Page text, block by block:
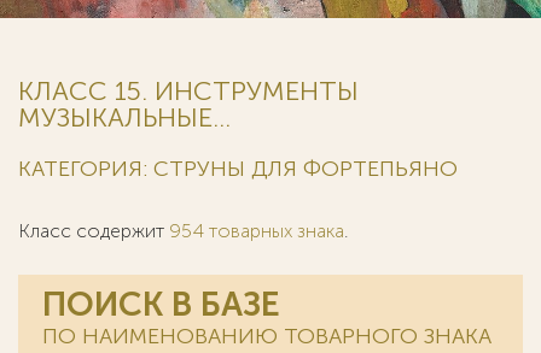
КЛАСС 15. ИНСТРУМЕНТЫ
МУЗЫКАЛЬНЫЕ...
КАТЕГОРИЯ: СТРУНЫ ДЛЯ ФОРТЕПЬЯНО
Класс содержит 954 товарных знака.
ПОИСК В БАЗЕ
ПО НАИМЕНОВАНИЮ ТОВАРНОГО ЗНАКА